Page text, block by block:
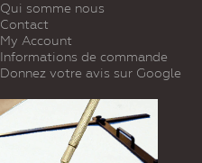
Qui somme nous
Contact
My Account
Informations de commande
Donnez votre avis sur Google